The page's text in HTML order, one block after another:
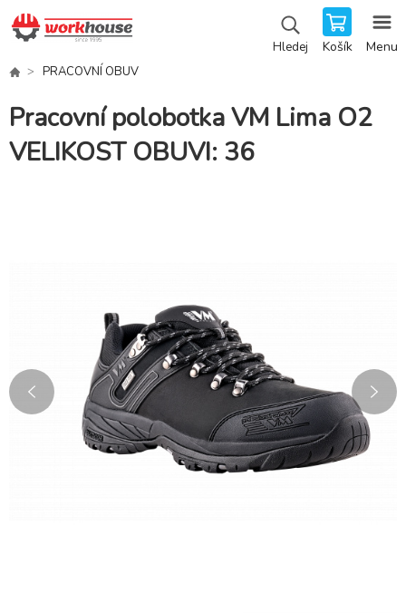
Hledej Košík Menu
PRACOVNÍ OBUV
Pracovní polobotka VM Lima O2
VELIKOST OBUVI: 36